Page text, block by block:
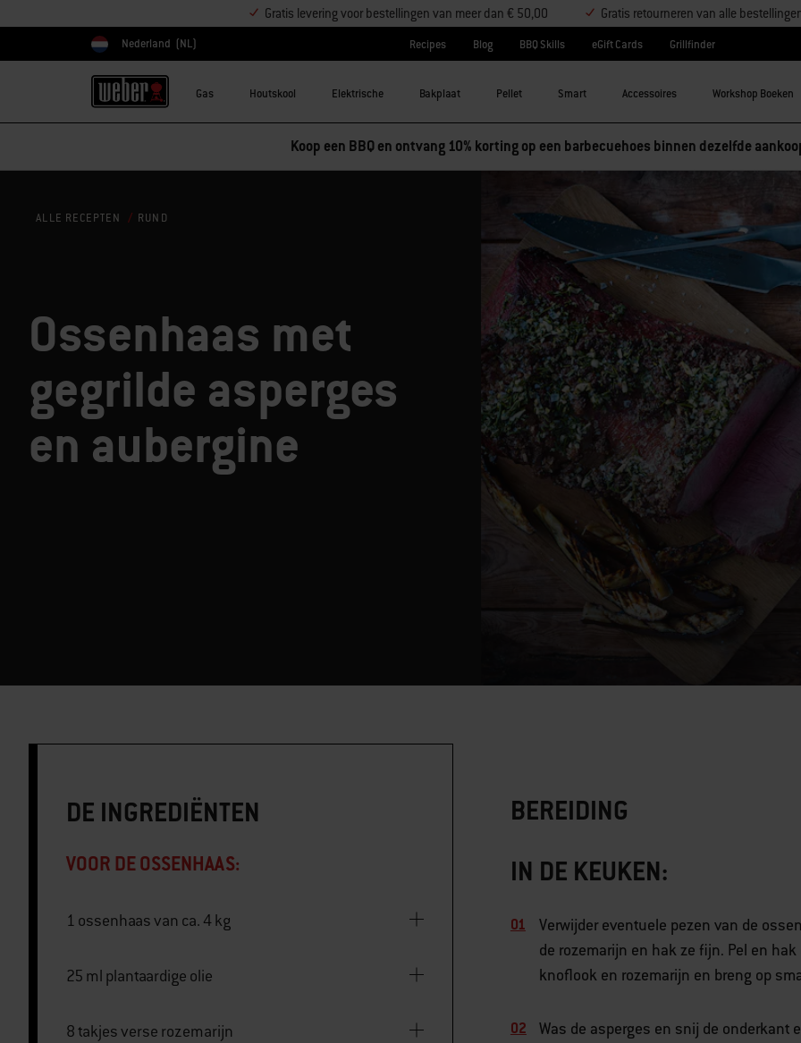
Gratis levering voor bestellingen van meer dan € 50,00 Gratis retourneren van alle
Kies land
Nederland (NL) Recipes Blog BBQ Skills eGift Cards Grillfinder
Gas Houtskool Elektrische Bakplaat Pellet Smart Accessoires Workshop Boeken
Koop een BBQ en ontvang 10% korting op een barbecuehoes binnen dezelfde
ALLE RECEPTEN RUND
Ossenhaas met
gegrilde asperges
en aubergine
DE INGREDIËNTEN
VOOR DE OSSENHAAS:
1 ossenhaas van ca. 4 kg
25 ml plantaardige olie
8 takjes verse rozemarijn
BEREIDING
IN DE KEUKEN:
Verwijder eventuele pezen van de
de rozemarijn en hak ze fijn. Pel en
knoflook en rozemarijn en breng op
Was de asperges en snij de onderkant